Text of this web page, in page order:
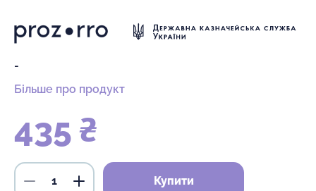
-
Більше про продукт
435 ₴
Купити